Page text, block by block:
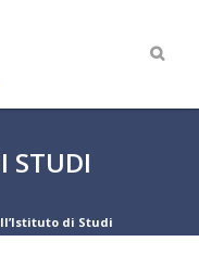
STUDI
di Studi